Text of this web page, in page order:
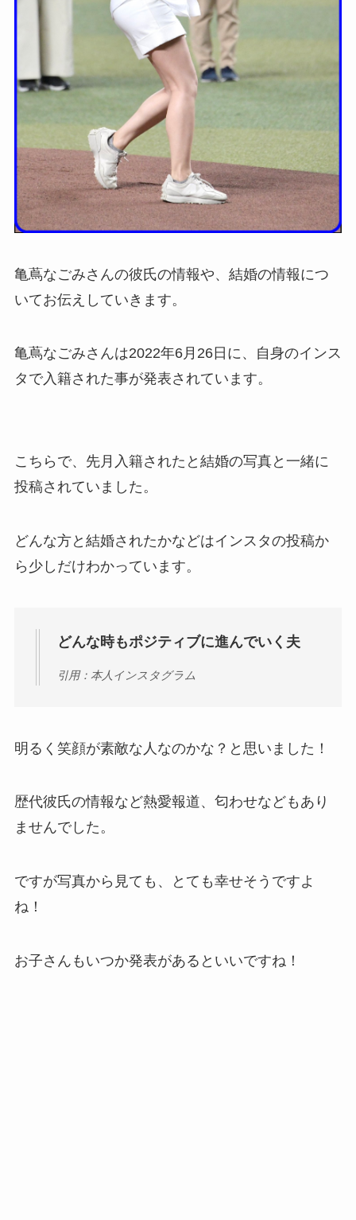
亀蔦なごみさんの彼氏の情報や、結婚の情報につ
いてお伝えしていきます。
亀蔦なごみさんは2022年6月26日に、自身のインス
タで入籍された事が発表されています。
こちらで、先月入籍されたと結婚の写真と一緒に
投稿されていました。
どんな方と結婚されたかなどはインスタの投稿か
ら少しだけわかっています。
どんな時もポジティブに進んでいく夫
引用：本人インスタグラム
明るく笑顔が素敵な人なのかな？と思いました！
歴代彼氏の情報など熱愛報道、匂わせなどもあり
ませんでした。
ですが写真から見ても、とても幸せそうですよ
ね！
お子さんもいつか発表があるといいですね！